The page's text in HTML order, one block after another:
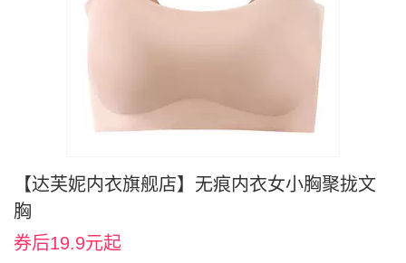
【达芙妮内衣旗舰店】无痕内衣女小胸聚拢文
胸
券后19.9元起